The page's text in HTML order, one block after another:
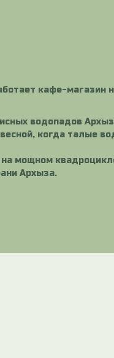
кафе-магазин
водопадов
когда талые
мощном
Архыза.